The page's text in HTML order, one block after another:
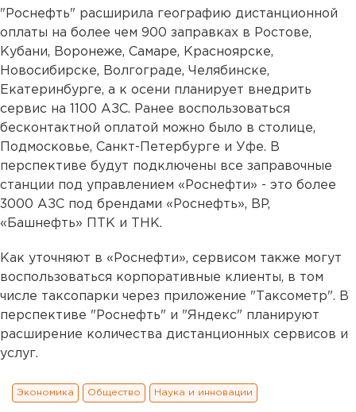
"Роснефть" расширила географию дистанционной
оплаты на более чем 900 заправках в Ростове,
Кубани, Воронеже, Самаре, Красноярске,
Новосибирске, Волгограде, Челябинске,
Екатеринбурге, а к осени планирует внедрить
сервис на 1100 АЗС. Ранее воспользоваться
бесконтактной оплатой можно было в столице,
Подмосковье, Санкт-Петербурге и Уфе. В
перспективе будут подключены все заправочные
станции под управлением «Роснефти» - это более
3000 АЗС под брендами «Роснефть», BP,
«Башнефть» ПТК и ТНК.
Как уточняют в «Роснефти», сервисом также могут
воспользоваться корпоративные клиенты, в том
числе таксопарки через приложение "Таксометр". В
перспективе "Роснефть" и "Яндекс" планируют
расширение количества дистанционных сервисов и
услуг.
Экономика Общество Наука и инновации